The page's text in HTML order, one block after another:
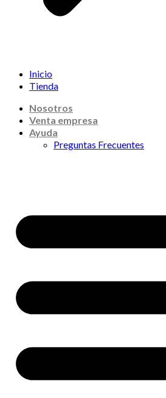
Inicio
Tienda
Nosotros
Venta empresa
Ayuda
Preguntas Frecuentes